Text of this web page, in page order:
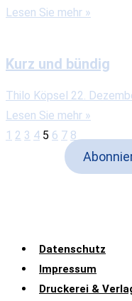
Lesen Sie mehr »
Kurz und bündig
Thilo Köpsel 22.
Lesen Sie mehr »
1 2 3 4 5 6 7 8
Datenschutz
Impressum
Druckerei &